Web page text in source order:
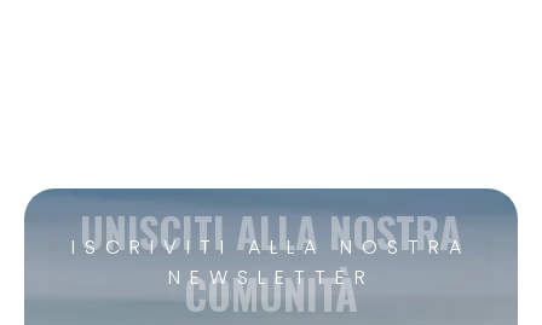
ISCRIVITI ALLA NOSTRA
NEWSLETTER
UNISCITI ALLA NOSTRA
COMUNITÀ